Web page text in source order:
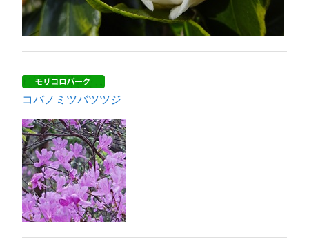
コバノミツバツツジ